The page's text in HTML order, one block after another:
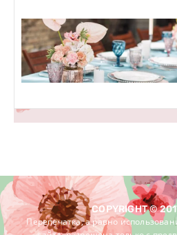
COPYRIGHT ©
Перепечатка, а равно